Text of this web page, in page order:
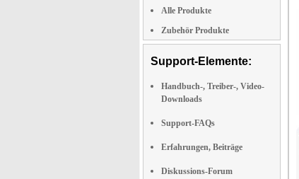
Alle Produkte
Zubehör Produkte
Support-Elemente:
Handbuch-, Treiber-, Video-
Downloads
Support-FAQs
Erfahrungen, Beiträge
Diskussions-Forum